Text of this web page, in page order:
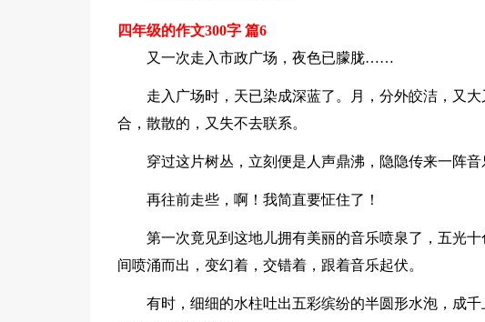
四年级的作文300字 篇6
又一次走入市政广场，夜色已朦胧……
走入广场时，天已染成深蓝了。月，分外皎洁，又
合，散散的，又失不去联系。
穿过这片树丛，立刻便是人声鼎沸，隐隐传来一阵音
再往前走些，啊！我简直要怔住了！
第一次竟见到这地儿拥有美丽的音乐喷泉了，五光
间喷涌而出，变幻着，交错着，跟着音乐起伏。
有时，细细的水柱吐出五彩缤纷的半圆形水泡，成